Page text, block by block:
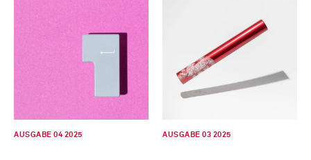
AUSGABE 04 2025 AUSGABE 03 2025